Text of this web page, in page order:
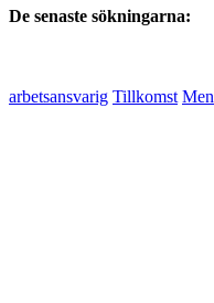
De senaste sökningarna:
arbetsansvarig Tillkomst Men